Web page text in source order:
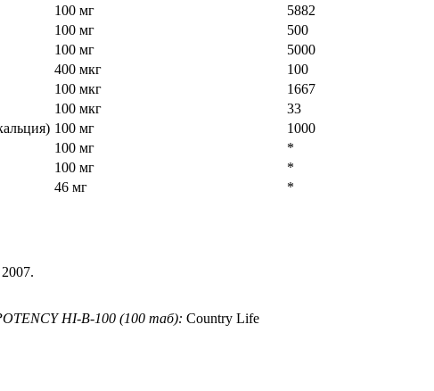
100 мг
5882
100 мг
500
100 мг
5000
400 мкг
100
100 мкг
1667
100 мкг
33
100 мг
1000
100 мг
*
100 мг
*
46 мг
*
HI-B-100 (100 таб): Country Life